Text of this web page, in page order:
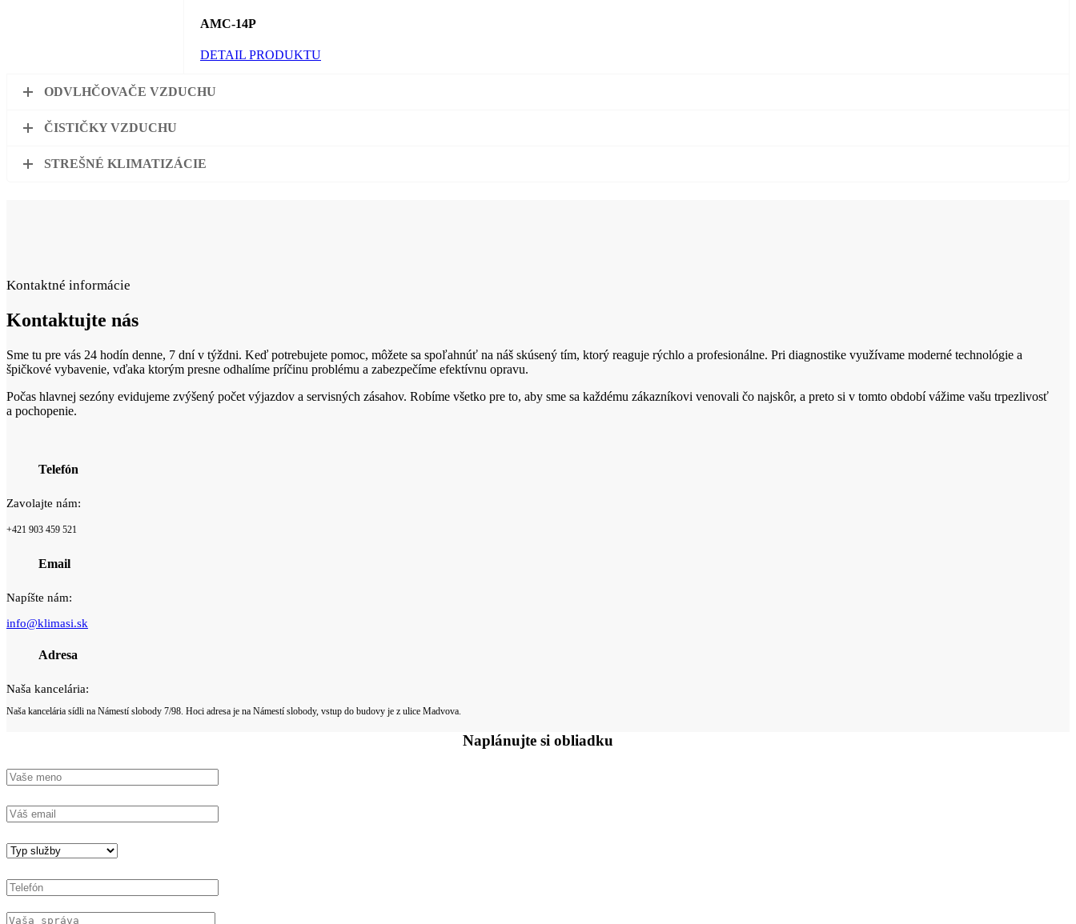
AMC-14P
DETAIL PRODUKTU
ODVLHČOVAČE VZDUCHU
ČISTIČKY VZDUCHU
STREŠNÉ KLIMATIZÁCIE
Kontaktné informácie
Kontaktujte nás
Sme tu pre vás 24 hodín denne, 7 dní v týždni. Keď potrebujete pomoc, môžete sa spoľahnúť na náš skúsený tím, ktorý reaguje rýchlo a profesionálne. Pri diagnostike využívame moderné technológie a
špičkové vybavenie, vďaka ktorým presne odhalíme príčinu problému a zabezpečíme efektívnu opravu.
Počas hlavnej sezóny evidujeme zvýšený počet výjazdov a servisných zásahov. Robíme všetko pre to, aby sme sa každému zákazníkovi venovali čo najskôr, a preto si v tomto období vážime vašu trpezlivosť
a pochopenie.
Telefón
Zavolajte nám:
+421 903 459 521
Email
Napíšte nám:
info@klimasi.sk
Adresa
Naša kancelária:
Naša kancelária sídli na Námestí slobody 7/98. Hoci adresa je na Námestí slobody, vstup do budovy je z ulice Madvova.
Naplánujte si obliadku